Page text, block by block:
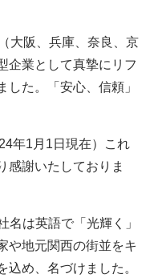
大阪、兵庫、奈良、京
企業として真摯にリフ
した。「安心、信頼」
年1月1日現在）これ
感謝いたしておりま
名は英語で「光輝く」
や地元関西の街並をキ
込め、名づけました。